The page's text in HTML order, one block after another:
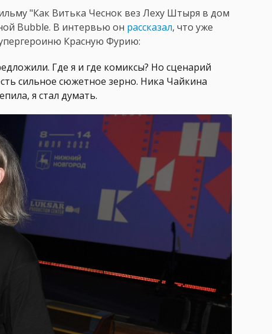
"Как Витька Чеснок вез Леху Штыря в дом
Bubble. В интервью он рассказал, что уже
Красную Фурию:
Где я и где комиксы? Но сценарий
сильное сюжетное зерно. Ника Чайкина
я стал думать.